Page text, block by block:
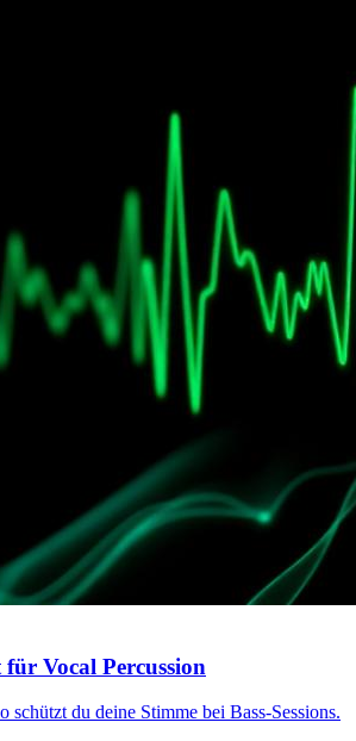
Vocal Percussion
schützt du deine Stimme bei Bass-Sessions.